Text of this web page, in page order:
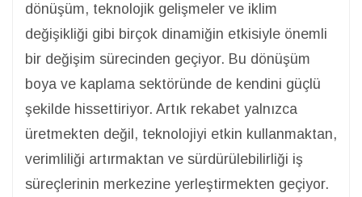
dönüşüm, teknolojik gelişmeler ve iklim
değişikliği gibi birçok dinamiğin etkisiyle önemli
bir değişim sürecinden geçiyor. Bu dönüşüm
boya ve kaplama sektöründe de kendini güçlü
şekilde hissettiriyor. Artık rekabet yalnızca
üretmekten değil, teknolojiyi etkin kullanmaktan,
verimliliği artırmaktan ve sürdürülebilirliği iş
süreçlerinin merkezine yerleştirmekten geçiyor.